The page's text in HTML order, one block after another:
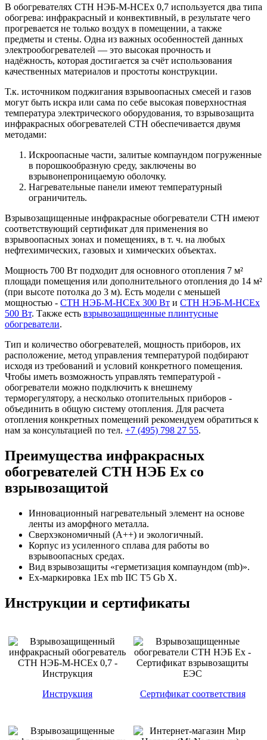
В обогревателях СТН НЭБ-М-НСЕх 0,7 используется два типа
обогрева: инфракрасный и конвективный, в результате чего
прогревается не только воздух в помещении, а также
предметы и стены. Одна из важных особенностей данных
электрообогревателей — это высокая прочность и
надёжность, которая достигается за счёт использования
качественных материалов и простоты конструкции.
Т.к. источником поджигания взрывоопасных смесей и газов
могут быть искра или сама по себе высокая поверхностная
температура электрического оборудования, то взрывозащита
инфракрасных обогревателей СТН обеспечивается двумя
методами:
Искроопасные части, залитые компаундом погруженные
в порошкообразную среду, заключены во
взрывонепроницаемую оболочку.
Нагревательные панели имеют температурный
ограничитель.
Взрывозащищенные инфракрасные обогреватели СТН имеют
соответствующий сертификат для применения во
взрывоопасных зонах и помещениях, в т. ч. на любых
нефтехимических, газовых и химических объектах.
Мощность 700 Вт подходит для основного отопления 7 м²
площади помещения или дополнительного отопления до 14 м²
(при высоте потолка до 3 м). Есть модели с меньшей
мощностью - СТН НЭБ-М-НСЕх 300 Вт и СТН НЭБ-М-НСЕх
500 Вт. Также есть взрывозащищенные плинтусные
обогреватели.
Тип и количество обогревателей, мощность приборов, их
расположение, метод управления температурой подбирают
исходя из требований и условий конкретного помещения.
Чтобы иметь возможность управлять температурой -
обогреватели можно подключить к внешнему
терморегулятору, а несколько отопительных приборов -
объединить в общую систему отопления. Для расчета
отопления конкретных помещений рекомендуем обратиться к
нам за консультацией по тел. +7 (495) 798 27 55.
Преимущества инфракрасных
обогревателей СТН НЭБ Ех со
взрывозащитой
Инновационный нагревательный элемент на основе
ленты из аморфного металла.
Сверхэкономичный (А++) и экологичный.
Корпус из усиленного сплава для работы во
взрывоопасных средах.
Вид взрывозащиты «герметизация компаундом (mb)».
Ex-маркировка 1Ex mb IIC T5 Gb X.
Инструкции и сертификаты
Инструкция Сертификат соответствия